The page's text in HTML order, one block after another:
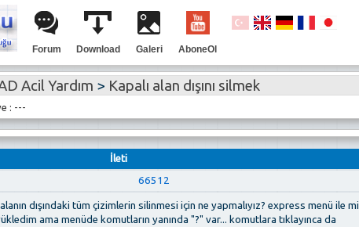
Forum Download Galeri AboneOl
Acil Yardım > Kapalı alan dışını silmek
: ---
İleti
66512
dışındaki tüm çizimlerin silinmesi için ne yapmalıyız? express menü ile mi
ama menüde komutların yanında "?" var... komutlara tıklayınca da